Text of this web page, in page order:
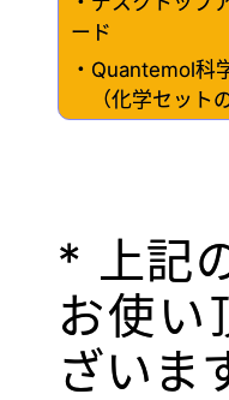
ード
・Quantemol科
（化学セット
* 上記
お使
ざいま